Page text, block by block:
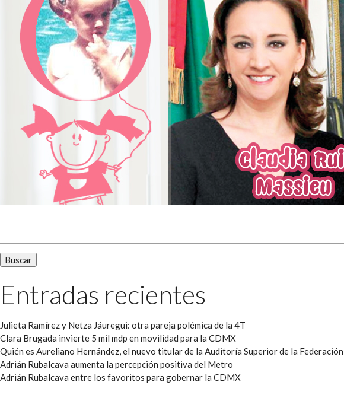
Entradas recientes
Julieta Ramírez y Netza Jáuregui: otra pareja polémica de la 4T
Clara Brugada invierte 5 mil mdp en movilidad para la CDMX
Quién es Aureliano Hernández, el nuevo titular de la Auditoría Superior de la Federación
Adrián Rubalcava aumenta la percepción positiva del Metro
Adrián Rubalcava entre los favoritos para gobernar la CDMX